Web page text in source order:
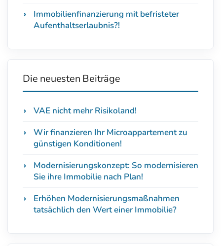
Immobilienfinanzierung mit befristeter
Aufenthaltserlaubnis?!
Die neuesten Beiträge
VAE nicht mehr Risikoland!
Wir finanzieren Ihr Microappartement zu
günstigen Konditionen!
Modernisierungskonzept: So modernisieren
Sie ihre Immobilie nach Plan!
Erhöhen Modernisierungsmaßnahmen
tatsächlich den Wert einer Immobilie?